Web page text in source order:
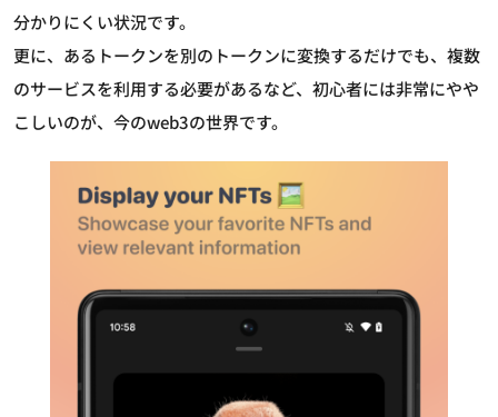
分かりにくい状況です。
更に、あるトークンを別のトークンに変換するだけでも、複数
のサービスを利用する必要があるなど、初心者には非常にやや
こしいのが、今のweb3の世界です。